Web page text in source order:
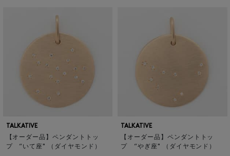
TALKATIVE
【オーダー品】ペンダントトッ
プ “いて座" （ダイヤモンド）
TALKATIVE
【オーダー品】ペンダントトッ
プ “やぎ座" （ダイヤモンド）